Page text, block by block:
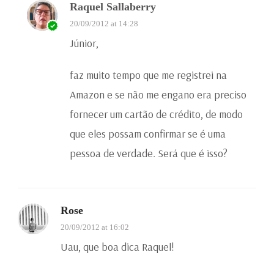
Raquel Sallaberry
20/09/2012 at 14:28
Júnior,
faz muito tempo que me registrei na
Amazon e se não me engano era preciso
fornecer um cartão de crédito, de modo
que eles possam confirmar se é uma
pessoa de verdade. Será que é isso?
Rose
20/09/2012 at 16:02
Uau, que boa dica Raquel!